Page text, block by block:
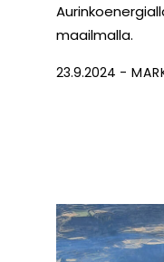
maailmalla.
23.9.2024